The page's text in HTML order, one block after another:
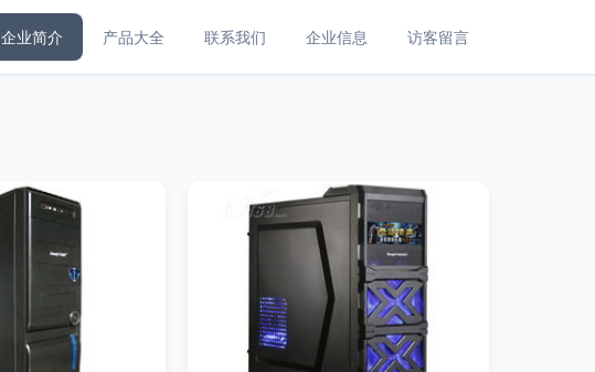
企业简介 产品大全 联系我们 企业信息 访客留言